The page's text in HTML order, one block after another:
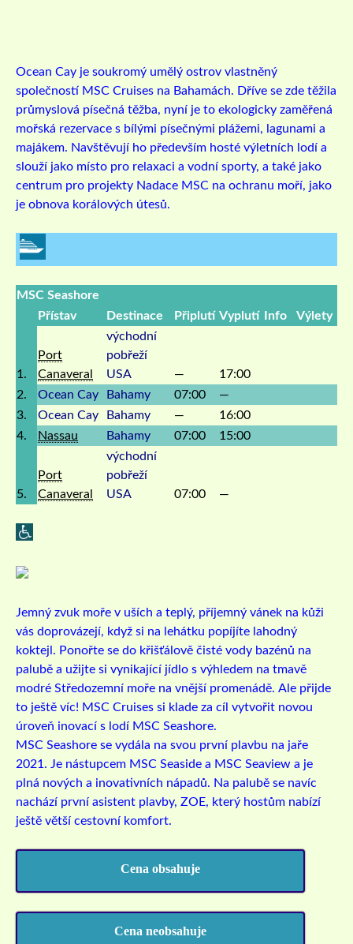
Ocean Cay je soukromý umělý ostrov vlastněný
společností MSC Cruises na Bahamách. Dříve se zde těžila
průmyslová písečná těžba, nyní je to ekologicky zaměřená
mořská rezervace s bílými písečnými plážemi, lagunami a
majákem. Navštěvují ho především hosté výletních lodí a
slouží jako místo pro relaxaci a vodní sporty, a také jako
centrum pro projekty Nadace MSC na ochranu moří, jako
je obnova korálových útesů.
MSC Seashore
Přístav
Destinace Připlutí Vyplutí Info Výlety
1.
Port
Canaveral
východní
pobřeží
USA
—
17:00
2.
Ocean Cay Bahamy 07:00
—
3.
Ocean Cay Bahamy —
16:00
4.
Nassau Bahamy 07:00 15:00
5.
Port
Canaveral
východní
pobřeží
USA
07:00 —
Jemný zvuk moře v uších a teplý, příjemný vánek na kůži
vás doprovázejí, když si na lehátku popíjíte lahodný
koktejl. Ponořte se do křišťálově čisté vody bazénů na
palubě a užijte si vynikající jídlo s výhledem na tmavě
modré Středozemní moře na vnější promenádě. Ale přijde
to ještě víc! MSC Cruises si klade za cíl vytvořit novou
úroveň inovací s lodí MSC Seashore.
MSC Seashore se vydála na svou první plavbu na jaře
2021. Je nástupcem MSC Seaside a MSC Seaview a je
plná nových a inovativních nápadů. Na palubě se navíc
nachází první asistent plavby, ZOE, který hostům nabízí
ještě větší cestovní komfort.
Cena obsahuje
Cena neobsahuje